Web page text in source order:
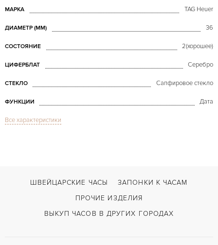
МАРКА TAG Heuer
ДИАМЕТР (MM) 36
СОСТОЯНИЕ 2(хорошее)
ЦИФЕРБЛАТ Серебро
СТЕКЛО Сапфировое стекло
ФУНКЦИИ Дата
МОДЕЛЬ
Все характеристики
ШВЕЙЦАРСКИЕ ЧАСЫ
ЗАПОНКИ К ЧАСАМ
ПРОЧИЕ ИЗДЕЛИЯ
ВЫКУП ЧАСОВ В ДРУГИХ ГОРОДАХ